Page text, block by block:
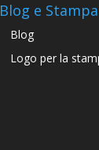
Blog e Stampa
Blog
Logo per la